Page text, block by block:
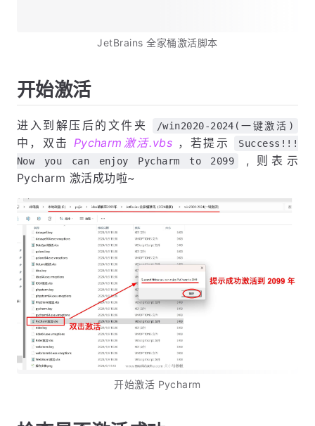
JetBrains 全家桶激活脚本
开始激活
进入到解压后的文件夹 /win2020-2024(一键激活)
中，双击 Pycharm激活.vbs ，若提示
Success!!!
Now you can enjoy Pycharm to 2099
, 则表示
Pycharm 激活成功啦~
开始激活 Pycharm